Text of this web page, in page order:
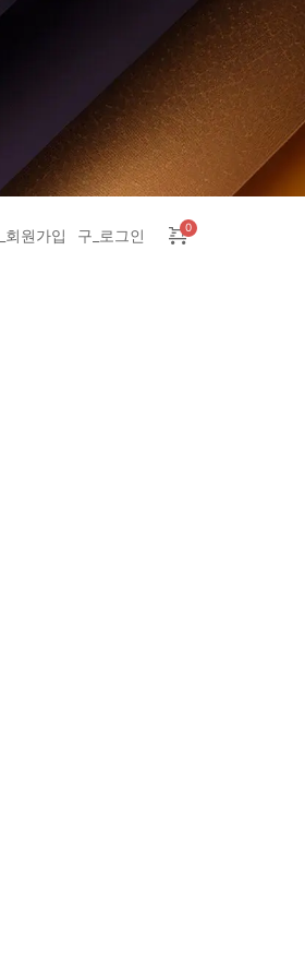
회원가입 구_로그인